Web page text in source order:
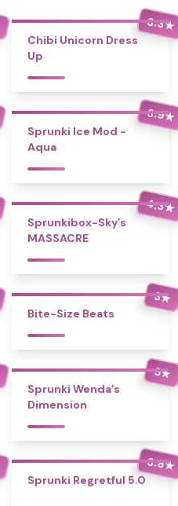
3.3★
Chibi Unicorn Dress
Up
3.9★
Sprunki Ice Mod -
Aqua
4.3★
Sprunkibox-Sky’s
MASSACRE
3★
Bite-Size Beats
5★
Sprunki Wenda’s
Dimension
3.8★
Sprunki Regretful 5.0